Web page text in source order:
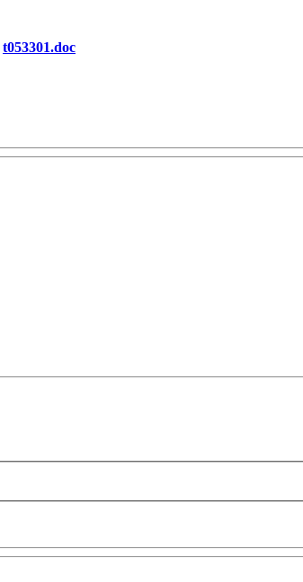
t053301.doc